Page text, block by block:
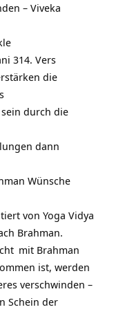
– Viveka
314. Vers
die
durch die
dann
Wünsche
von Yoga Vidya
Brahman.
mit Brahman
ist, werden
verschwinden –
Schein der